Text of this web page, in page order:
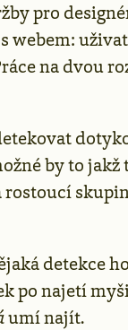
pro
webem:
na dvou
by to jakž
rostoucí
detekce
po najetí
umí najít.